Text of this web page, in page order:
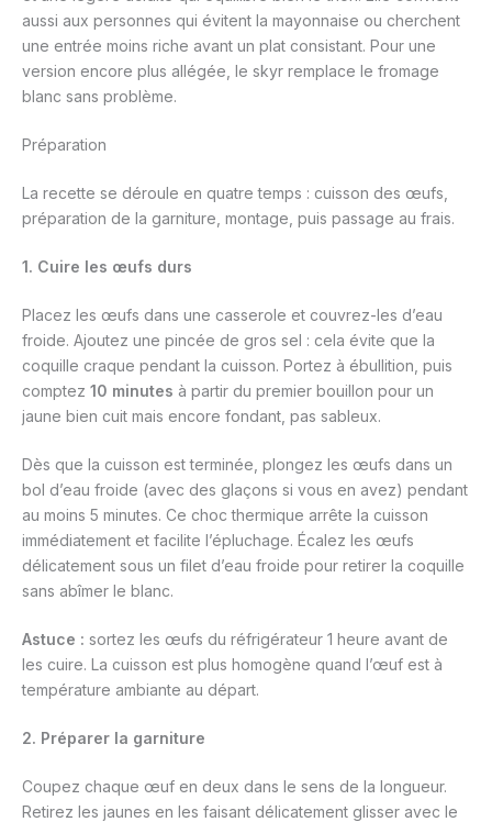
aussi aux personnes qui évitent la mayonnaise ou cherchent
une entrée moins riche avant un plat consistant. Pour une
version encore plus allégée, le skyr remplace le fromage
blanc sans problème.
Préparation
La recette se déroule en quatre temps : cuisson des œufs,
préparation de la garniture, montage, puis passage au frais.
1. Cuire les œufs durs
Placez les œufs dans une casserole et couvrez-les d’eau
froide. Ajoutez une pincée de gros sel : cela évite que la
coquille craque pendant la cuisson. Portez à ébullition, puis
comptez 10 minutes à partir du premier bouillon pour un
jaune bien cuit mais encore fondant, pas sableux.
Dès que la cuisson est terminée, plongez les œufs dans un
bol d’eau froide (avec des glaçons si vous en avez) pendant
au moins 5 minutes. Ce choc thermique arrête la cuisson
immédiatement et facilite l’épluchage. Écalez les œufs
délicatement sous un filet d’eau froide pour retirer la coquille
sans abîmer le blanc.
Astuce : sortez les œufs du réfrigérateur 1 heure avant de
les cuire. La cuisson est plus homogène quand l’œuf est à
température ambiante au départ.
2. Préparer la garniture
Coupez chaque œuf en deux dans le sens de la longueur.
Retirez les jaunes en les faisant délicatement glisser avec le